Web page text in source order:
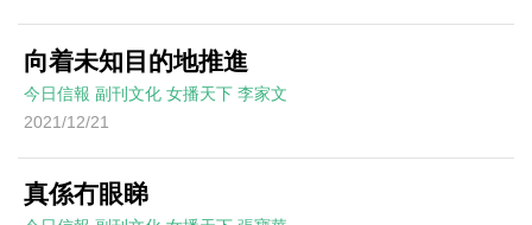
向着未知目的地推進
今日信報 副刊文化 女播天下 李家文
2021/12/21
真係冇眼睇